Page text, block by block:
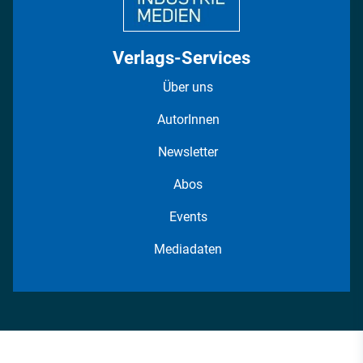
Verlags-Services
Über uns
AutorInnen
Newsletter
Abos
Events
Mediadaten